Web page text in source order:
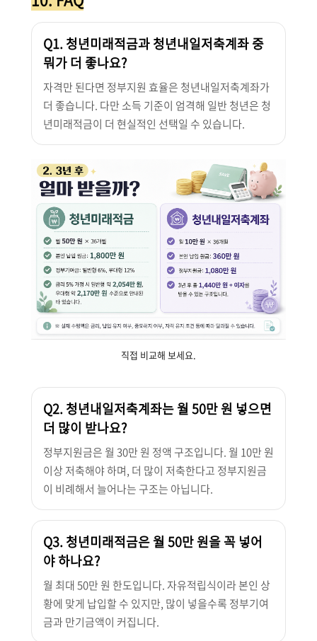
Q1. 청년미래적금과 청년내일저축계좌 중
뭐가 더 좋나요?
자격만 된다면 정부지원 효율은 청년내일저축계좌가
더 좋습니다. 다만 소득 기준이 엄격해 일반 청년은 청
년미래적금이 더 현실적인 선택일 수 있습니다.
직접 비교해 보세요.
Q2. 청년내일저축계좌는 월 50만 원 넣으면
더 많이 받나요?
정부지원금은 월 30만 원 정액 구조입니다. 월 10만 원
이상 저축해야 하며, 더 많이 저축한다고 정부지원금
이 비례해서 늘어나는 구조는 아닙니다.
Q3. 청년미래적금은 월 50만 원을 꼭 넣어
야 하나요?
월 최대 50만 원 한도입니다. 자유적립식이라 본인 상
황에 맞게 납입할 수 있지만, 많이 넣을수록 정부기여
금과 만기금액이 커집니다.